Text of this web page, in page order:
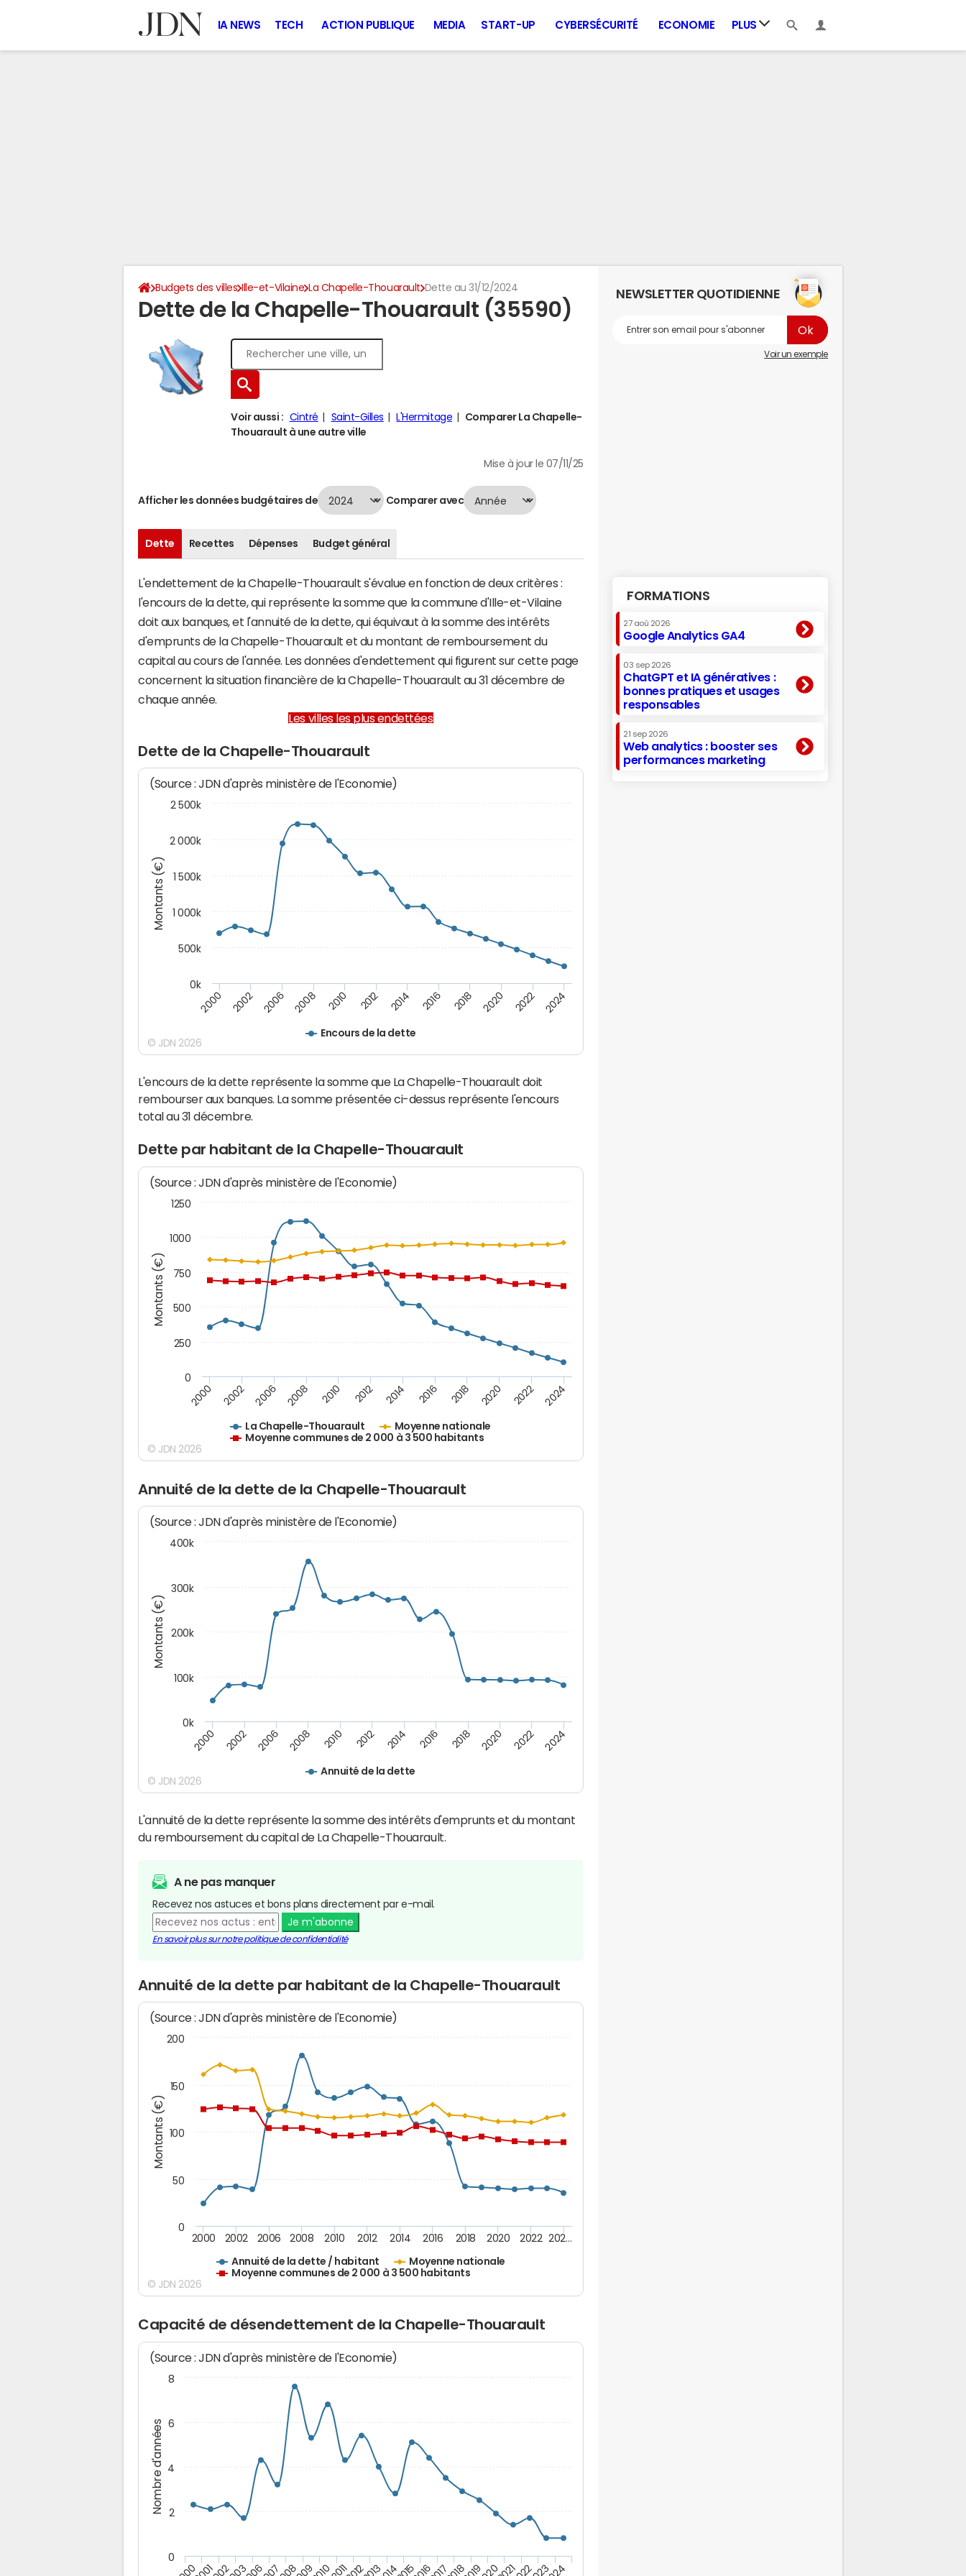
IA NEWS TECH ACTION PUBLIQUE MEDIA START-UP CYBERSÉCURITÉ ECONOMIE PLUS
Budgets des villes Ille-et-Vilaine La Chapelle-Thouarault Dette au 31/12/2024
Dette de la Chapelle-Thouarault (35590)
Voir aussi : Cintré Saint-Gilles L'Hermitage
Comparer La Chapelle-
Thouarault à une autre ville
Mise à jour le 07/11/25
Afficher les données budgétaires de Comparer avec
Dette Recettes Dépenses Budget général
L'endettement de la Chapelle-Thouarault s'évalue en fonction de deux critères :
l'encours de la dette, qui représente la somme que la commune d'Ille-et-Vilaine
doit aux banques, et l'annuité de la dette, qui équivaut à la somme des intérêts
d'emprunts de la Chapelle-Thouarault et du montant de remboursement du
capital au cours de l'année. Les données d'endettement qui figurent sur cette page
concernent la situation financière de la Chapelle-Thouarault au 31 décembre de
chaque année.
Les villes les plus endettées
Dette de la Chapelle-Thouarault
Montants (€)
(Source : JDN d'après ministère de l'Economie)
Encours de la dette
2000 2002 2006 2008 2010 2012 2014 2016 2018 2020 2022 2024
0k
500k
1 000k
1 500k
2 000k
2 500k
© JDN 2026
L'encours de la dette représente la somme que La Chapelle-Thouarault doit
rembourser aux banques. La somme présentée ci-dessus représente l'encours
total au 31 décembre.
Dette par habitant de la Chapelle-Thouarault
Montants (€)
(Source : JDN d'après ministère de l'Economie)
La Chapelle-Thouarault
Moyenne nationale
Moyenne communes de 2 000 à 3 500 habitants
2000 2002 2006 2008 2010 2012 2014 2016 2018 2020 2022 2024
0
250
500
750
1000
1250
© JDN 2026
Annuité de la dette de la Chapelle-Thouarault
Montants (€)
(Source : JDN d'après ministère de l'Economie)
Annuité de la dette
2000 2002 2006 2008 2010 2012 2014 2016 2018 2020 2022 2024
0k
100k
200k
300k
400k
© JDN 2026
L'annuité de la dette représente la somme des intérêts d'emprunts et du montant
du remboursement du capital de La Chapelle-Thouarault.
A ne pas manquer
Recevez nos astuces et bons plans directement par e-mail.
Je m'abonne
En savoir plus sur notre politique de confidentialité
Annuité de la dette par habitant de la Chapelle-Thouarault
Montants (€)
(Source : JDN d'après ministère de l'Economie)
Annuité de la dette / habitant
Moyenne nationale
Moyenne communes de 2 000 à 3 500 habitants
2000 2002 2006 2008 2010 2012 2014 2016 2018 2020 2022 202…
0
50
100
150
200
© JDN 2026
Capacité de désendettement de la Chapelle-Thouarault
Nombre d'années
(Source : JDN d'après ministère de l'Economie)
2011
0
2
4
6
8
NEWSLETTER QUOTIDIENNE
Voir un exemple
FORMATIONS
27 aoû 2026
Google Analytics GA4
03 sep 2026
ChatGPT et IA génératives :
bonnes pratiques et usages
responsables
21 sep 2026
Web analytics : booster ses
performances marketing